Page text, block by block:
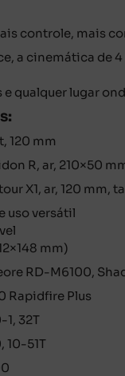
controle, mais
a cinemática de
qualquer lugar
120 mm
R, ar, 210×50
X1, ar, 120 mm,
uso versátil
mm)
RD-M6100,
Rapidfire Plus
1, 32T
10-51T